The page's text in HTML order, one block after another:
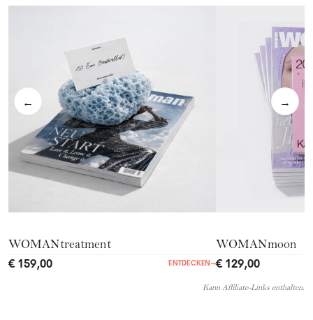
← →
WOMANtreatment
€ 159,00 ENTDECKEN →
WOMANmoon
€ 129,00
Kann Affiliate-Links enthalten.